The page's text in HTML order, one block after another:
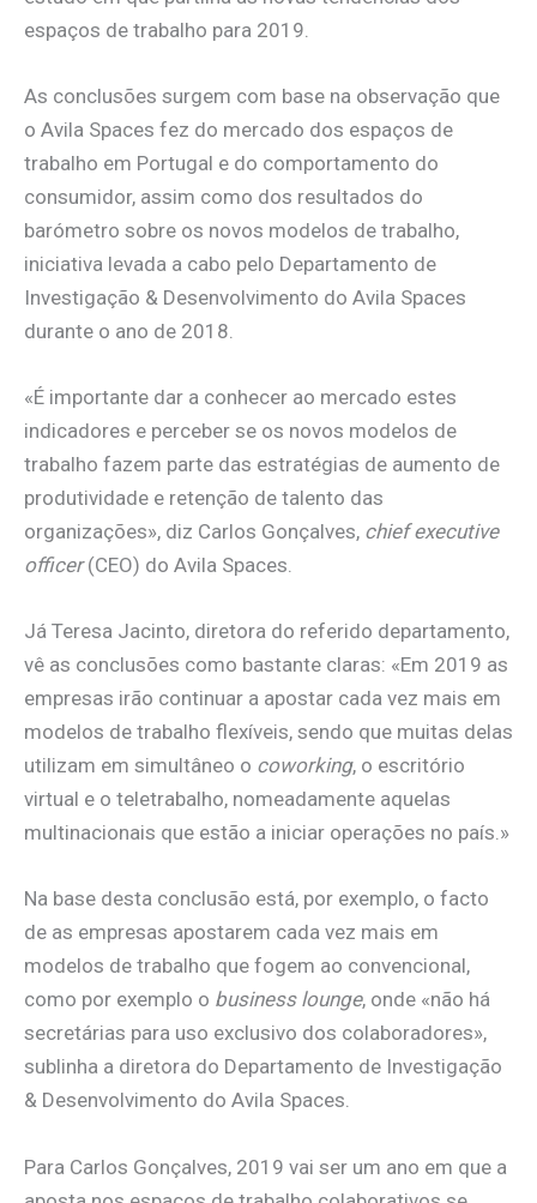
espaços de trabalho para 2019.
As conclusões surgem com base na observação que
o Avila Spaces fez do mercado dos espaços de
trabalho em Portugal e do comportamento do
consumidor, assim como dos resultados do
barómetro sobre os novos modelos de trabalho,
iniciativa levada a cabo pelo Departamento de
Investigação & Desenvolvimento do Avila Spaces
durante o ano de 2018.
«É importante dar a conhecer ao mercado estes
indicadores e perceber se os novos modelos de
trabalho fazem parte das estratégias de aumento de
produtividade e retenção de talento das
organizações», diz Carlos Gonçalves, chief executive
officer(CEO) do Avila Spaces.
Já Teresa Jacinto, diretora do referido departamento,
vê as conclusões como bastante claras: «Em 2019 as
empresas irão continuar a apostar cada vez mais em
modelos de trabalho flexíveis, sendo que muitas delas
utilizam em simultâneo o coworking, o escritório
virtual e o teletrabalho, nomeadamente aquelas
multinacionais que estão a iniciar operações no país.»
Na base desta conclusão está, por exemplo, o facto
de as empresas apostarem cada vez mais em
modelos de trabalho que fogem ao convencional,
como por exemplo o business lounge, onde «não há
secretárias para uso exclusivo dos colaboradores»,
sublinha a diretora do Departamento de Investigação
& Desenvolvimento do Avila Spaces.
Para Carlos Gonçalves, 2019 vai ser um ano em que a